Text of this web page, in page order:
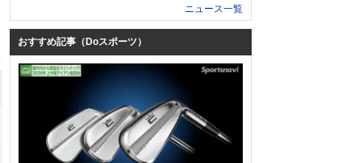
ニュース一覧
おすすめ記事（Doスポーツ）